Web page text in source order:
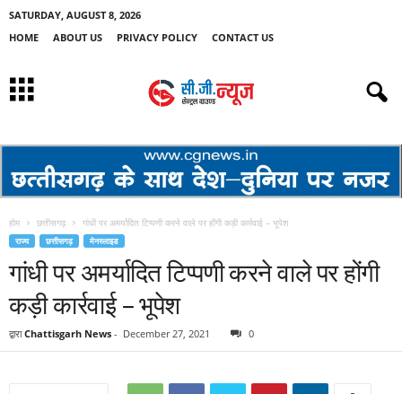
SATURDAY, AUGUST 8, 2026
HOME
ABOUT US PRIVACY POLICY CONTACT US
होम छत्तीसगढ़ गांधी पर अमर्यादित टिप्पणी करने वाले पर होंगी कड़ी कार्रवाई – भूपेश
राज्य छत्तीसगढ़ मेनस्लाइड
गांधी पर अमर्यादित टिप्पणी करने वाले पर होंगी
कड़ी कार्रवाई – भूपेश
द्वारा Chattisgarh News - December 27, 2021 0